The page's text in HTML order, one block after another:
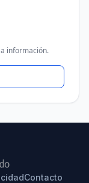
información.
Contacto